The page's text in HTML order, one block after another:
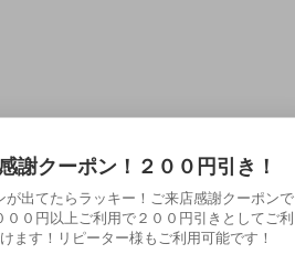
謝クーポン！２００円引き！
が出てたらラッキー！ご来店感謝クーポンで
００円以上ご利用で２００円引きとしてご利
ます！リピーター様もご利用可能です！